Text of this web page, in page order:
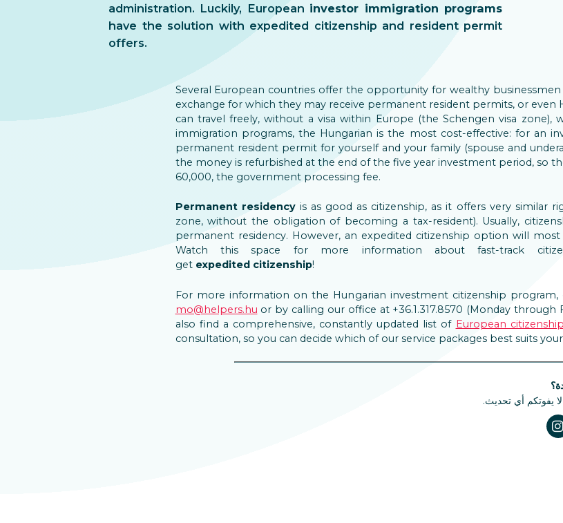
administration. Luckily, European investor immigration programs
have the solution with expedited citizenship and resident permit
offers.
Several European countries offer the opportunity for wealthy
exchange for which they may receive permanent resident permits, or even
can travel freely, without a visa within Europe (the Schengen visa zone),
immigration programs, the Hungarian is the most cost-effective: for an
permanent resident permit for yourself and your family (spouse and
the money is refurbished at the end of the five year investment period, so
60,000, the government processing fee.
Permanent residency is as good as citizenship, as it offers very similar
zone, without the obligation of becoming a tax-resident). Usually,
permanent residency. However, an expedited citizenship option will
Watch this space for more information about fast-track
get expedited citizenship!
For more information on the Hungarian investment citizenship program,
mo@helpers.hu or by calling our office at +36.1.317.8570 (Monday through
also find a comprehensive, constantly updated list of European
consultation, so you can decide which of our service packages best suits
يفوتكم أي تحديث.